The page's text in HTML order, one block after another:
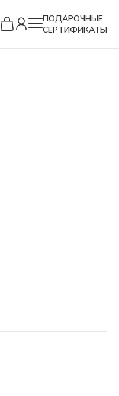
ПОДАРОЧНЫЕ
СЕРТИФИКАТЫ